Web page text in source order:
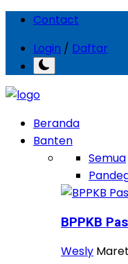
Contact
Login / Daftar
Beranda
Banten
Semua
BPPKB
Wesly